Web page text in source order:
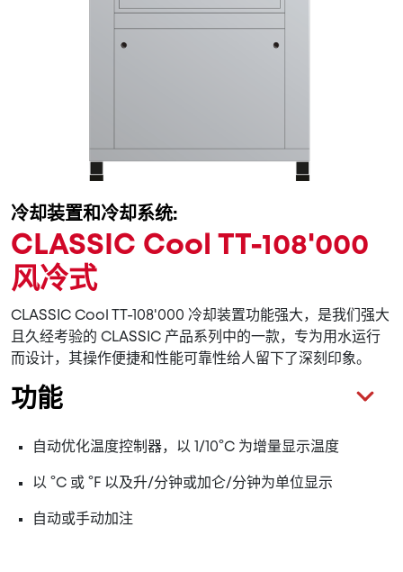
冷却装置和冷却系统:
CLASSIC Cool TT-108'000
风冷式
CLASSIC Cool TT-108'000 冷却装置功能强大，是我们强大
且久经考验的 CLASSIC 产品系列中的一款，专为用水运行
而设计，其操作便捷和性能可靠性给人留下了深刻印象。
功能
自动优化温度控制器，以 1/10°C 为增量显示温度
以 °C 或 °F 以及升/分钟或加仑/分钟为单位显示
自动或手动加注